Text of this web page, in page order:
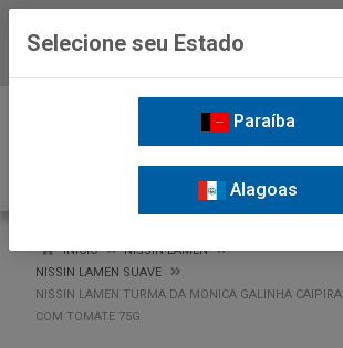
INÍCIO
NISSIN LAMEN
NISSIN LAMEN SUAVE
NISSIN LAMEN TURMA DA MONICA GALINHA CAIPIRA
COM TOMATE 75G
Selecione seu Estado
Paraíba
Alagoas